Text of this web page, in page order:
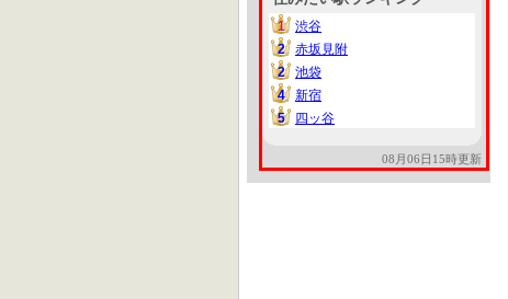
1
1
渋谷
2
2
赤坂見附
2
2
池袋
4
4
新宿
5
5 四ッ谷
08月06日15時更新